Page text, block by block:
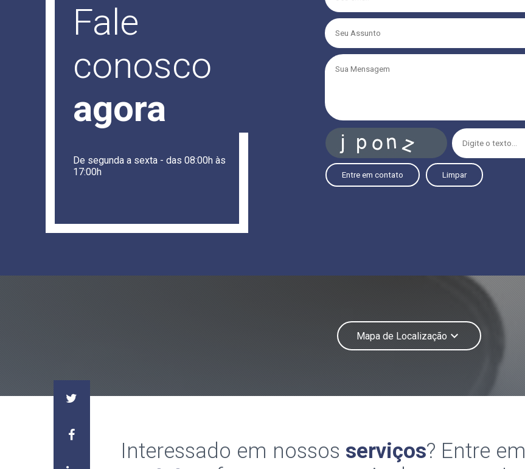
Fale
conosco
agora
De segunda a sexta - das 08:00h às
17:00h
Entre em contato Limpar
Mapa de Localizaçãokeyboard_arrow_down
Interessado em nossos serviços? Entre em